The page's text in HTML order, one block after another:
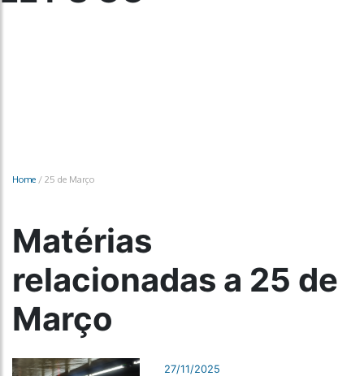
Home / 25 de Março
Matérias
relacionadas a 25 de
Março
27/11/2025